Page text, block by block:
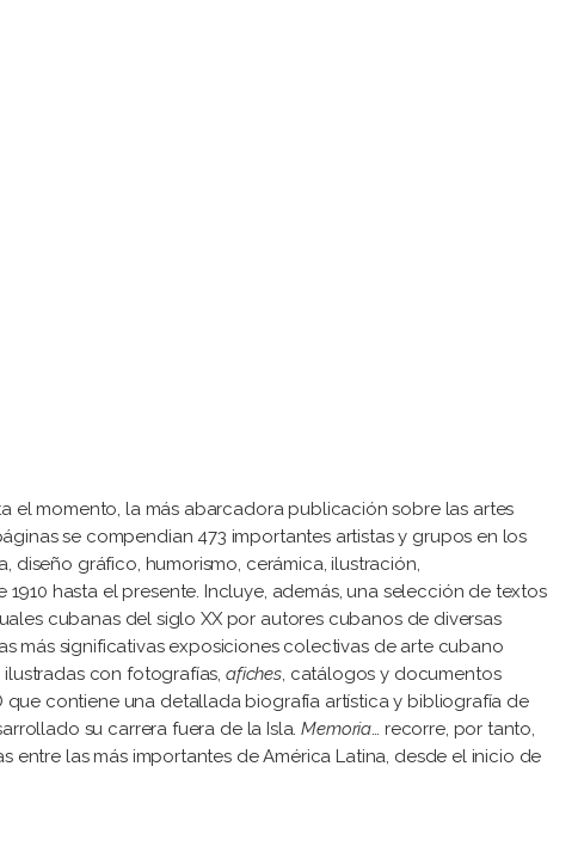
el momento, la más abarcadora publicación sobre las artes
se compendian 473 importantes artistas y grupos en los
gráfico, humorismo, cerámica, ilustración,
hasta el presente. Incluye, además, una selección de textos
cubanas del siglo XX por autores cubanos de diversas
más significativas exposiciones colectivas de arte cubano
ilustradas con fotografías,afiches, catálogos y documentos
contiene una detallada biografía artística y bibliografía de
su carrera fuera de la Isla.Memoria… recorre, por tanto,
entre las más importantes de América Latina, desde el inicio de